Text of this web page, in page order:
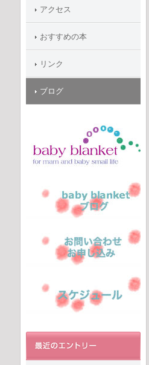
アクセス
おすすめの本
リンク
ブログ